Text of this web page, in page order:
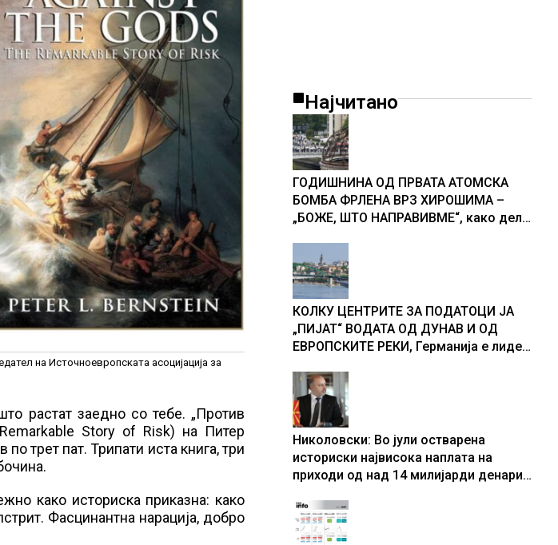
на Источноевропската асоцијација за
растат заедно со тебе. „Против
Story of Risk) на Питер
трет пат. Трипати иста книга, три
како историска приказна: како
Фасцинантна нарација, добро
Најчитано
ГОДИШНИНА ОД ПРВАТА АТОМСКА
БОМБА ФРЛЕНА ВРЗ ХИРОШИМА –
„БОЖЕ, ШТО НАПРАВИВМЕ“, како дел
учесниците во бомбардирањето го
доживуваа овој настан што го
промени текот на историјата
КОЛКУ ЦЕНТРИТЕ ЗА ПОДАТОЦИ ЈА
„ПИЈАТ“ ВОДАТА ОД ДУНАВ И ОД
ЕВРОПСКИТЕ РЕКИ, Германија е лидер
центри за податоци
Николовски: Во јули остварена
историски највисока наплата на
приходи од над 14 милијарди денари
резултати